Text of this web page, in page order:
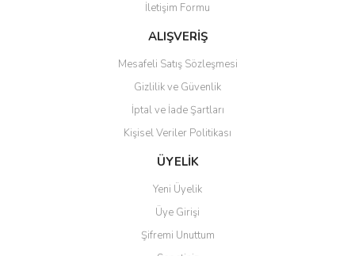
Gönder
İletişim Formu
ALIŞVERİŞ
Mesafeli Satış Sözleşmesi
Gizlilik ve Güvenlik
İptal ve İade Şartları
Kişisel Veriler Politikası
ÜYELİK
Yeni Üyelik
Üye Girişi
Şifremi Unuttum